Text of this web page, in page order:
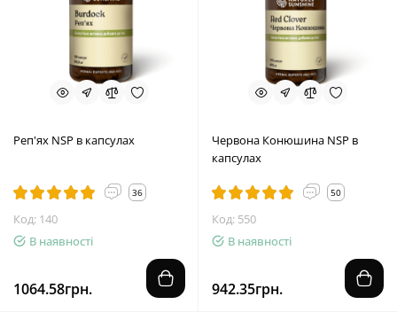
Реп'ях NSP в капсулах
36
Код: 140
В наявності
1064.58грн.
Червона Конюшина NSP в
капсулах
50
Код: 550
В наявності
942.35грн.